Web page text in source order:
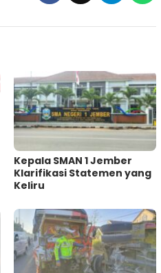
Kepala SMAN 1 Jember
Klarifikasi Statemen yang
Keliru